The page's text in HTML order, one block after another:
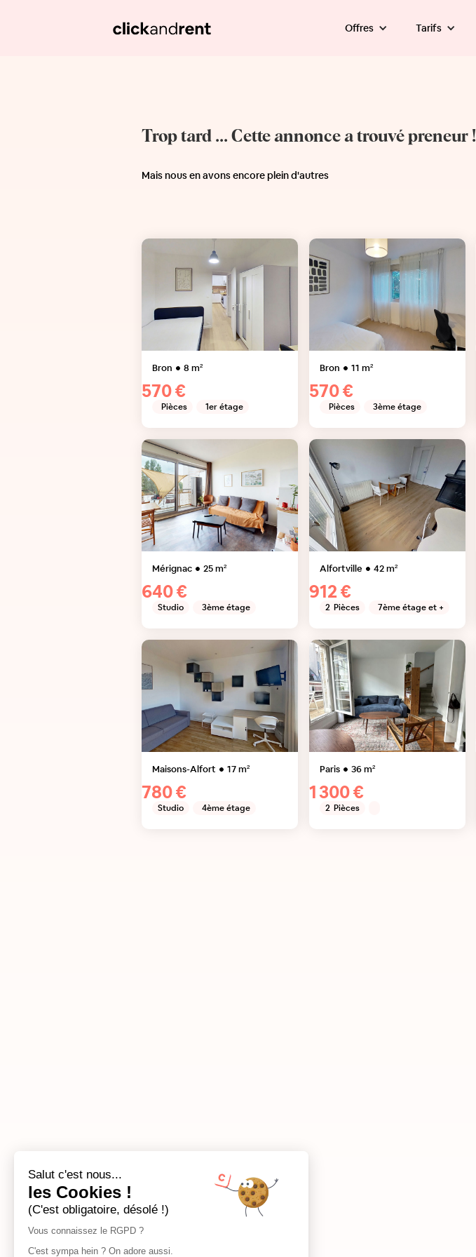
Offres Tarifs
Trop tard ... Cette annonce a trouvé preneur !
Mais nous en avons encore plein d'autres
Bron 8 m²
570 €
Pièces 1er étage
Bron 11 m²
570 €
Pièces 3ème étage
Mérignac 25m²
640 €
Studio 3ème étage
Alfortville 42m²
912 €
2 Pièces 7ème étage et +
Maisons-Alfort 17m²
780 €
Studio 4ème étage
Paris 36m²
1 300 €
2 Pièces
Salut c'est nous...
les Cookies !
(C'est obligatoire, désolé !)
Vous connaissez le RGPD ?
C'est sympa hein ? On adore aussi.